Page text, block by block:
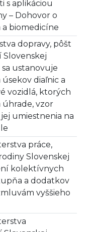
s aplikáciou
– Dohovor o
biomedicíne
dopravy, pôšt
ustanovuje
diaľnic a
vozidlá, ktorých
úhrade, vzor
umiestnenia na
práce,
Slovenskej
kolektívnych
a dodatkov
vyššieho